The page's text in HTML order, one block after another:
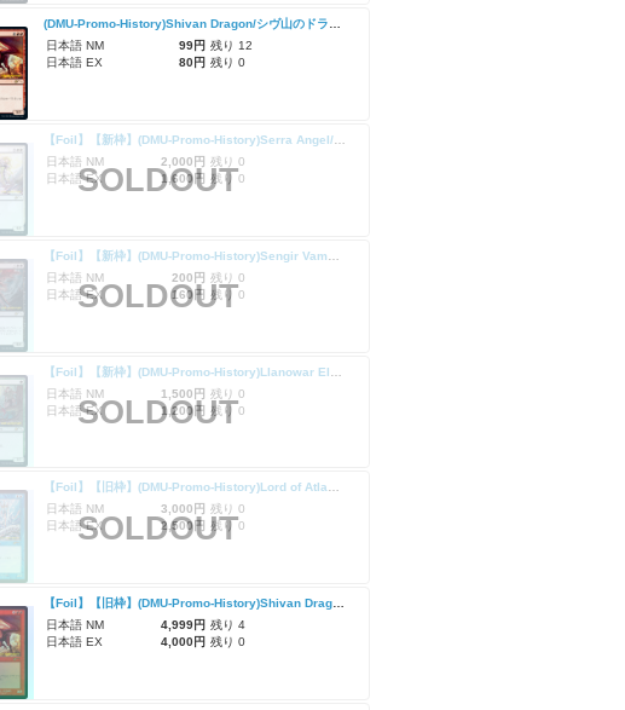
(DMU-Promo-History)Shivan Dragon/シヴ山のドラゴン
日本語 NM
99円 残り 12
日本語 EX
80円 残り 0
日本語 NM
2,000円 残り 0
日本語 EX
1,600円 残り 0
SOLDOUT
日本語 NM
200円 残り 0
日本語 EX
160円 残り 0
SOLDOUT
日本語 NM
1,500円 残り 0
日本語 EX
1,200円 残り 0
SOLDOUT
【Foil】【旧枠】(DMU-Promo-History)Lord of Atlantis/アトランティスの王
日本語 NM
3,000円 残り 0
日本語 EX
2,500円 残り 0
SOLDOUT
日本語 NM
4,999円 残り 4
日本語 EX
4,000円 残り 0